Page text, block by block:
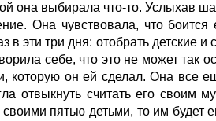
она выбирала что-то. Услыхав
Она чувствовала, что
в эти три дня: отобрать детские
себе, что это не может так
которую он ей сделал. Она все
отвыкнуть считать его своим
пятью детьми, то им